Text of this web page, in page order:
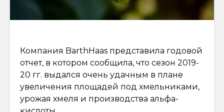
Компания BarthHaas представила годовой
отчет, в котором сообщила, что сезон 2019-
20 гг. выдался очень удачным в плане
увеличения площадей под хмельниками,
урожая хмеля и производства альфа-